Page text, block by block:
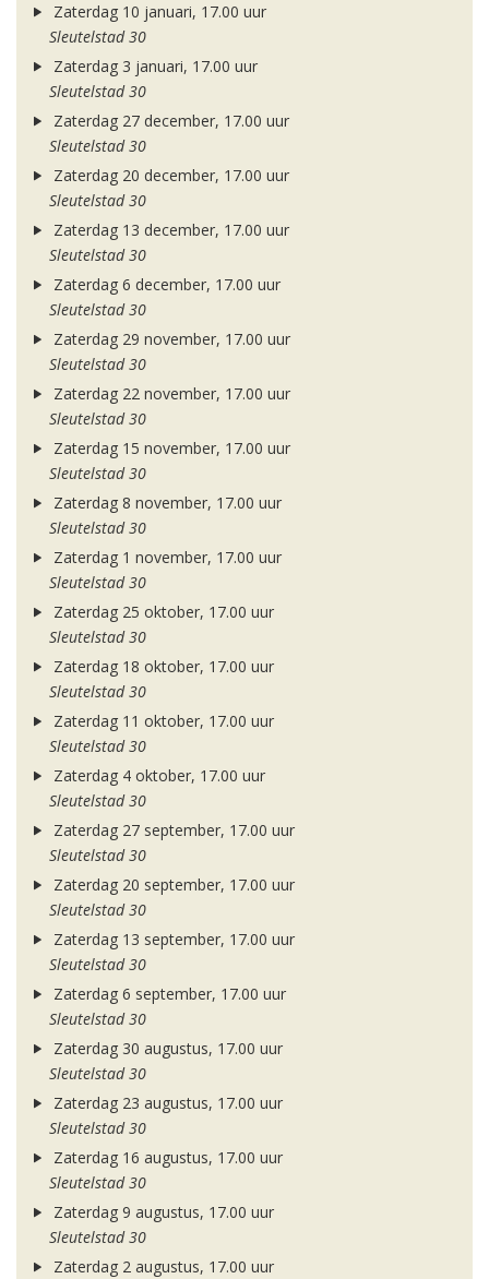
Zaterdag 10 januari, 17.00 uur
Sleutelstad 30
Zaterdag 3 januari, 17.00 uur
Sleutelstad 30
Zaterdag 27 december, 17.00 uur
Sleutelstad 30
Zaterdag 20 december, 17.00 uur
Sleutelstad 30
Zaterdag 13 december, 17.00 uur
Sleutelstad 30
Zaterdag 6 december, 17.00 uur
Sleutelstad 30
Zaterdag 29 november, 17.00 uur
Sleutelstad 30
Zaterdag 22 november, 17.00 uur
Sleutelstad 30
Zaterdag 15 november, 17.00 uur
Sleutelstad 30
Zaterdag 8 november, 17.00 uur
Sleutelstad 30
Zaterdag 1 november, 17.00 uur
Sleutelstad 30
Zaterdag 25 oktober, 17.00 uur
Sleutelstad 30
Zaterdag 18 oktober, 17.00 uur
Sleutelstad 30
Zaterdag 11 oktober, 17.00 uur
Sleutelstad 30
Zaterdag 4 oktober, 17.00 uur
Sleutelstad 30
Zaterdag 27 september, 17.00 uur
Sleutelstad 30
Zaterdag 20 september, 17.00 uur
Sleutelstad 30
Zaterdag 13 september, 17.00 uur
Sleutelstad 30
Zaterdag 6 september, 17.00 uur
Sleutelstad 30
Zaterdag 30 augustus, 17.00 uur
Sleutelstad 30
Zaterdag 23 augustus, 17.00 uur
Sleutelstad 30
Zaterdag 16 augustus, 17.00 uur
Sleutelstad 30
Zaterdag 9 augustus, 17.00 uur
Sleutelstad 30
Zaterdag 2 augustus, 17.00 uur